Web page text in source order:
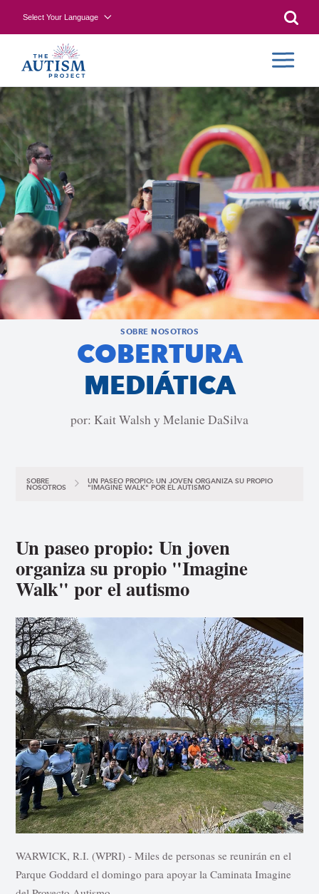
Select Your Language
SOBRE NOSOTROS
COBERTURA
MEDIÁTICA
por: Kait Walsh y Melanie DaSilva
SOBRE
NOSOTROS
UN PASEO PROPIO: UN JOVEN ORGANIZA SU PROPIO
"IMAGINE WALK" POR EL AUTISMO
Un paseo propio: Un joven
organiza su propio "Imagine
Walk" por el autismo
WARWICK, R.I. (WPRI) - Miles de personas se reunirán en el
Parque Goddard el domingo para apoyar la Caminata Imagine